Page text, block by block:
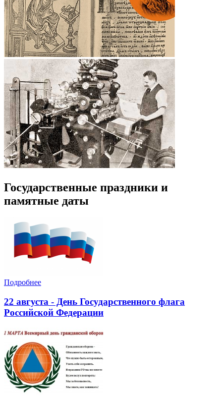
Государственные праздники и
памятные даты
Подробнее
22 августа - День Государственного флага
Российской Федерации